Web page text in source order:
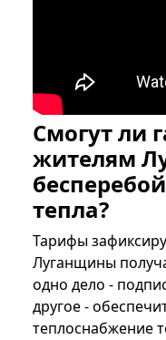
Смогут ли
жителям
тепла?
Тарифы
Луганщины
одно дело -
другое -
теплоснабжение